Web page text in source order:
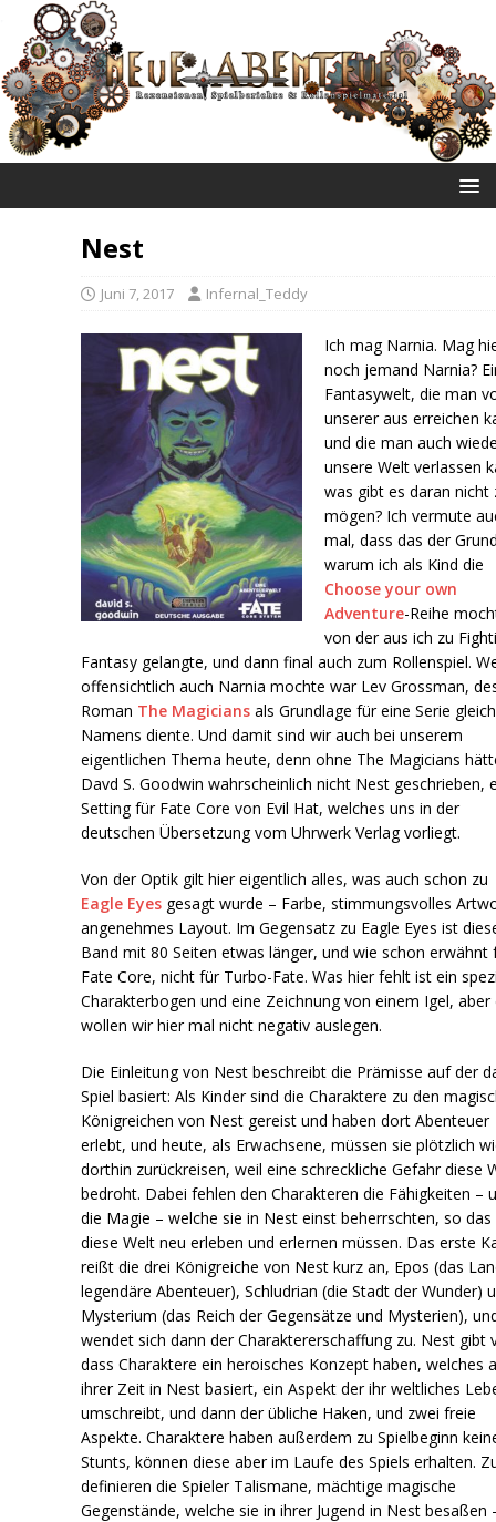
Nest
Juni 7, 2017 Infernal_Teddy
Ich mag Narnia. Mag
noch jemand Narnia?
Fantasywelt, die man
unserer aus erreichen
und die man auch
unsere Welt verlassen
was gibt es daran nicht
mögen? Ich vermute
mal, dass das der
warum ich als Kind die
Choose your own
Adventure-Reihe
von der aus ich zu
Fantasy gelangte, und dann final auch zum Rollenspiel.
offensichtlich auch Narnia mochte war Lev Grossman,
Roman The Magicians als Grundlage für eine Serie
Namens diente. Und damit sind wir auch bei unserem
eigentlichen Thema heute, denn ohne The Magicians
Davd S. Goodwin wahrscheinlich nicht Nest geschrieben,
Setting für Fate Core von Evil Hat, welches uns in der
deutschen Übersetzung vom Uhrwerk Verlag vorliegt.
Von der Optik gilt hier eigentlich alles, was auch schon zu
Eagle Eyes gesagt wurde – Farbe, stimmungsvolles
angenehmes Layout. Im Gegensatz zu Eagle Eyes ist
Band mit 80 Seiten etwas länger, und wie schon erwähnt
Fate Core, nicht für Turbo-Fate. Was hier fehlt ist ein
Charakterbogen und eine Zeichnung von einem Igel, aber
wollen wir hier mal nicht negativ auslegen.
Die Einleitung von Nest beschreibt die Prämisse auf der
Spiel basiert: Als Kinder sind die Charaktere zu den
Königreichen von Nest gereist und haben dort Abenteuer
erlebt, und heute, als Erwachsene, müssen sie plötzlich
dorthin zurückreisen, weil eine schreckliche Gefahr diese
bedroht. Dabei fehlen den Charakteren die Fähigkeiten –
die Magie – welche sie in Nest einst beherrschten, so das
diese Welt neu erleben und erlernen müssen. Das erste
reißt die drei Königreiche von Nest kurz an, Epos (das
legendäre Abenteuer), Schludrian (die Stadt der Wunder)
Mysterium (das Reich der Gegensätze und Mysterien),
wendet sich dann der Charaktererschaffung zu. Nest gibt
dass Charaktere ein heroisches Konzept haben, welches
ihrer Zeit in Nest basiert, ein Aspekt der ihr weltliches
umschreibt, und dann der übliche Haken, und zwei freie
Aspekte. Charaktere haben außerdem zu Spielbeginn
Stunts, können diese aber im Laufe des Spiels erhalten.
definieren die Spieler Talismane, mächtige magische
Gegenstände, welche sie in ihrer Jugend in Nest besaßen